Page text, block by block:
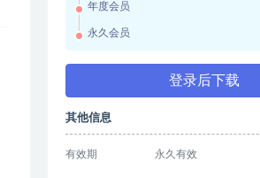
年度会员
永久会员
登录后下载
其他信息
有效期 永久有效